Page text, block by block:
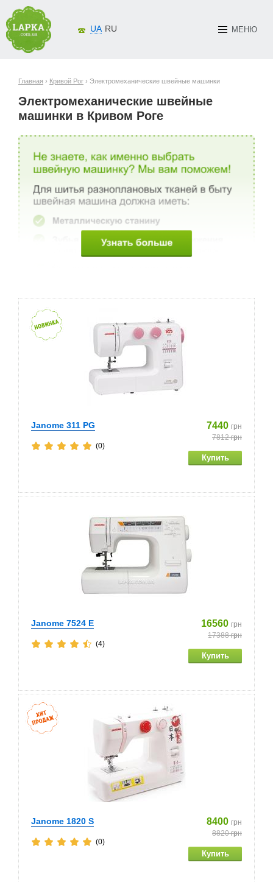
МЕНЮ
UA RU
Главная › Кривой Рог › Электромеханические швейные машинки
Электромеханические швейные
машинки в Кривом Роге
Janome 311 PG 7440 грн
7812грн
(0)
Janome 7524 E 16560 грн
17388грн
(4)
Janome 1820 S 8400 грн
8820грн
(0)